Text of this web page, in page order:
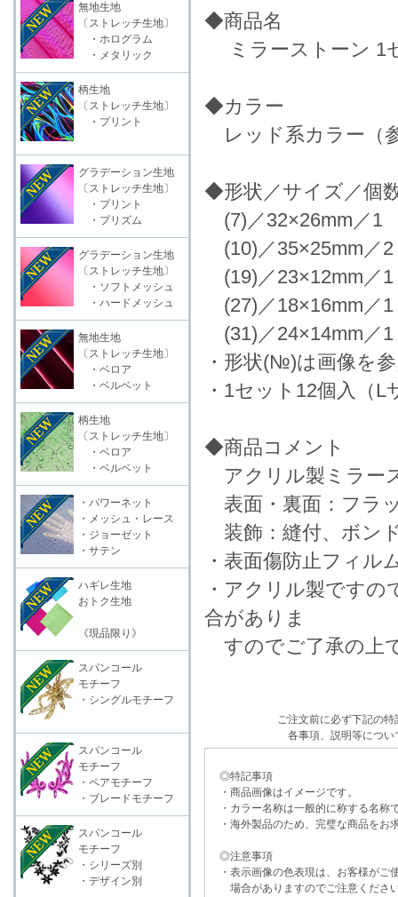
◆商品名
ミラーストーン 1
◆カラー
レッド系カラー（
◆形状／サイズ／個
(7)／32×26mm／1
(10)／35×25mm／
(19)／23×12mm／
(27)／18×16mm／
(31)／24×14mm／
・形状(№)は画像を
・1セット12個入（
◆商品コメント
アクリル製ミラー
表面・裏面：フラ
装飾：縫付、ボン
・表面傷防止フィ
・アクリル製です
合がありま
すのでご了承の上
ご注文前に必ず下記の
各事項、説明等につい
◎特記事項
・商品画像はイメージです。
・カラー名称は一般的に称する名称
・海外製品のため、完璧な商品をお
◎注意事項
・表示画像の色表現は、お客様がご
場合がありますのでご注意くださ
無地生地
〔ストレッチ生地〕
・ホログラム
・メタリック
柄生地
〔ストレッチ生地〕
・プリント
グラデーション生地
〔ストレッチ生地〕
・プリント
・プリズム
グラデーション生地
〔ストレッチ生地〕
・ソフトメッシュ
・ハードメッシュ
無地生地
〔ストレッチ生地〕
・ベロア
・ベルベット
柄生地
〔ストレッチ生地〕
・ベロア
・ベルベット
・パワーネット
・メッシュ・レース
・ジョーゼット
・サテン
ハギレ生地
おトク生地
《現品限り》
スパンコール
モチーフ
・シングルモチーフ
スパンコール
モチーフ
・ペアモチーフ
・ブレードモチーフ
スパンコール
モチーフ
・シリーズ別
・デザイン別